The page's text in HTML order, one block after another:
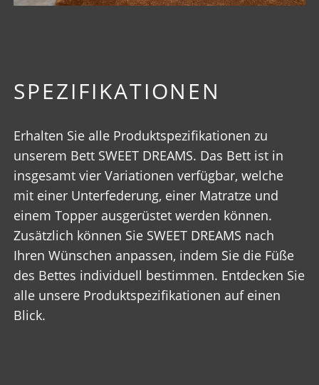
SPEZIFIKATIONEN
Erhalten Sie alle Produktspezifikationen zu
unserem Bett SWEET DREAMS. Das Bett ist in
insgesamt vier Variationen verfügbar, welche
mit einer Unterfederung, einer Matratze und
einem Topper ausgerüstet werden können.
Zusätzlich können Sie SWEET DREAMS nach
Ihren Wünschen anpassen, indem Sie die Füße
des Bettes individuell bestimmen. Entdecken Sie
alle unsere Produktspezifikationen auf einen
Blick.